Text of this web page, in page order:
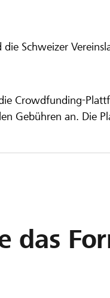
Schweizer
Crowdfunding-
Gebühren an. Die
das